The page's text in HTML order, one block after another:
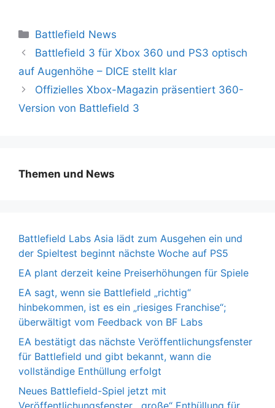
Kategorien
Battlefield News
Battlefield 3 für Xbox 360 und PS3 optisch
auf Augenhöhe – DICE stellt klar
Offizielles Xbox-Magazin präsentiert 360-
Version von Battlefield 3
Themen und News
Battlefield Labs Asia lädt zum Ausgehen ein und
der Spieltest beginnt nächste Woche auf PS5
EA plant derzeit keine Preiserhöhungen für Spiele
EA sagt, wenn sie Battlefield „richtig“
hinbekommen, ist es ein „riesiges Franchise“;
überwältigt vom Feedback von BF Labs
EA bestätigt das nächste Veröffentlichungsfenster
für Battlefield und gibt bekannt, wann die
vollständige Enthüllung erfolgt
Neues Battlefield-Spiel jetzt mit
Veröffentlichungsfenster, „große“ Enthüllung für